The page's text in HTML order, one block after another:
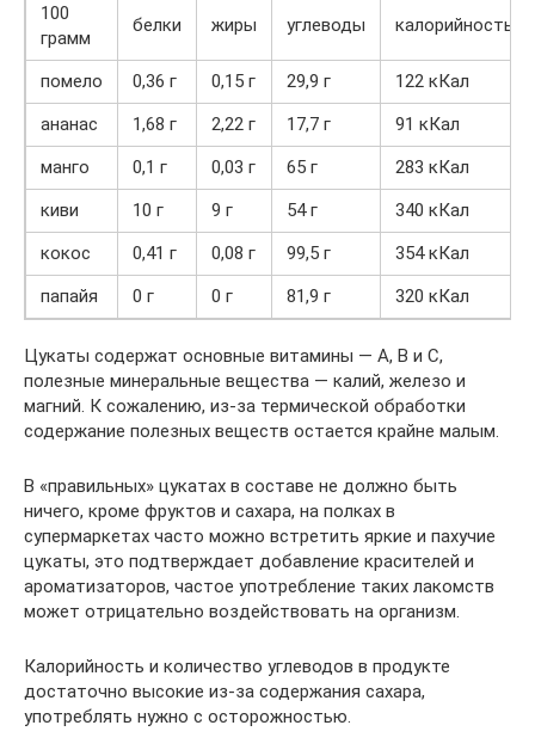
100
грамм
белки жиры углеводы калорийность
помело 0,36 г 0,15 г 29,9 г
122 кКал
ананас
1,68 г 2,22 г 17,7 г
91 кКал
манго
0,1 г 0,03 г 65 г
283 кКал
киви
10 г 9 г 54 г
340 кКал
кокос
0,41 г 0,08 г 99,5 г
354 кКал
папайя
0 г 0 г 81,9 г 320 кКал
Цукаты содержат основные витамины — А, В и С,
полезные минеральные вещества — калий, железо и
магний. К сожалению, из-за термической обработки
содержание полезных веществ остается крайне малым.
В «правильных» цукатах в составе не должно быть
ничего, кроме фруктов и сахара, на полках в
супермаркетах часто можно встретить яркие и пахучие
цукаты, это подтверждает добавление красителей и
ароматизаторов, частое употребление таких лакомств
может отрицательно воздействовать на организм.
Калорийность и количество углеводов в продукте
достаточно высокие из-за содержания сахара,
употреблять нужно с осторожностью.